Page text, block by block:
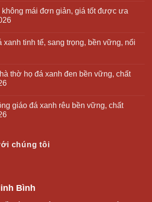
không mái đơn giản, giá tốt được ưa
xanh tinh tế, sang trọng, bền vững, nổi
thờ họ đá xanh đen bền vững, chất
giáo đá xanh rêu bền vững, chất
chúng tôi
Bình